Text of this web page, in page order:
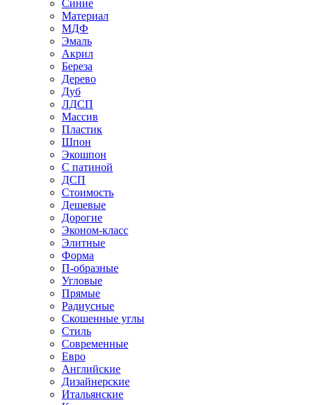
Синие
Материал
МДФ
Эмаль
Акрил
Береза
Дерево
Дуб
ЛДСП
Массив
Пластик
Шпон
Экошпон
С патиной
ДСП
Стоимость
Дешевые
Дорогие
Эконом-класс
Элитные
Форма
П-образные
Угловые
Прямые
Радиусные
Скошенные углы
Стиль
Современные
Евро
Английские
Дизайнерские
Итальянские